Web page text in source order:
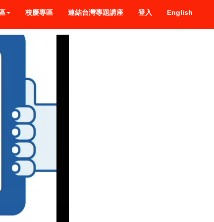
校慶專區 連結台灣專題講座 登入 English